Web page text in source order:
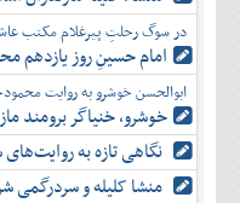
در سوگ رحلتِ پیرغلام مکتب
امام حسینِ روز یازدهم
ابوالحسن خوشرو به روایت
خوشرو، خنياگر برومند
نگاهی تازه به روایت‌های
منشا کلیله و سردرگمی